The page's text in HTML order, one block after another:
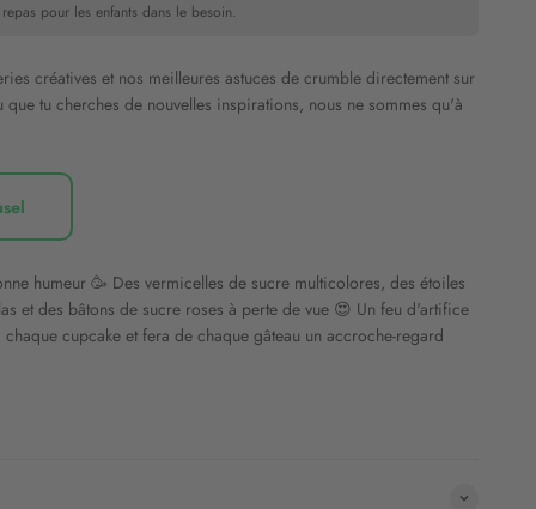
pour les enfants dans le besoin.
créatives et nos meilleures astuces de crumble directement sur
tu cherches de nouvelles inspirations, nous ne sommes qu'à
humeur 🥳 Des vermicelles de sucre multicolores, des étoiles
et des bâtons de sucre roses à perte de vue 😍 Un feu d'artifice
cupcake et fera de chaque gâteau un accroche-regard